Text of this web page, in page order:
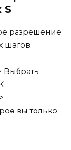
S
разрешение
шагов:
Выбрать
вы только